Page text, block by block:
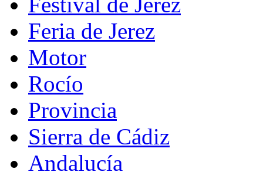
Feria de Jerez
Motor
Rocío
Provincia
Sierra de Cádiz
Andalucía